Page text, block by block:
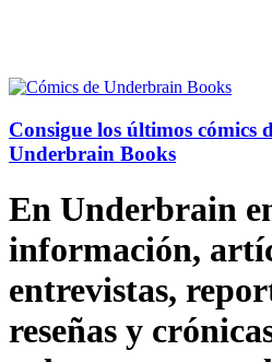
Consigue los últimos cómics
Underbrain Books
En Underbrain
información,
entrevistas,
reseñas y